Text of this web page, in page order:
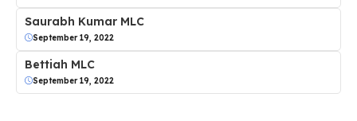
Saurabh Kumar MLC
September 19, 2022
Bettiah MLC
September 19, 2022